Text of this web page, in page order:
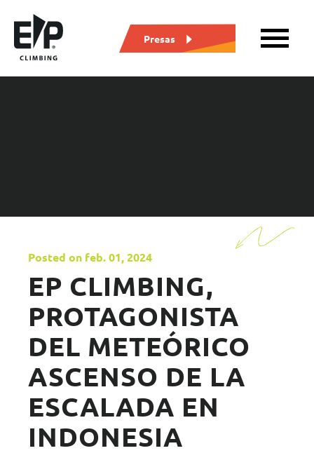
Presas
Posted on feb. 01, 2024
EP CLIMBING,
PROTAGONISTA
DEL METEÓRICO
ASCENSO DE LA
ESCALADA EN
INDONESIA